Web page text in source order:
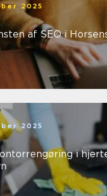
2025
af SEO i
2025
i